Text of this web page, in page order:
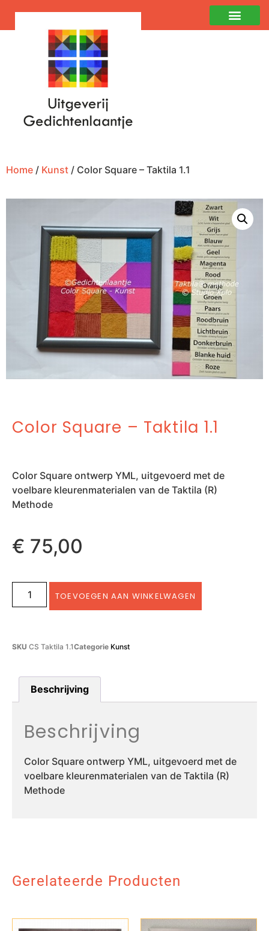
Home / Kunst / Color Square – Taktila 1.1
Color Square – Taktila 1.1
Color Square ontwerp YML, uitgevoerd met de
voelbare kleurenmaterialen van de Taktila (R)
Methode
€ 75,00
TOEVOEGEN AAN WINKELWAGEN
SKU CS Taktila 1.1Categorie Kunst
Beschrijving
Beschrijving
Color Square ontwerp YML, uitgevoerd met de
voelbare kleurenmaterialen van de Taktila (R)
Methode
Gerelateerde Producten